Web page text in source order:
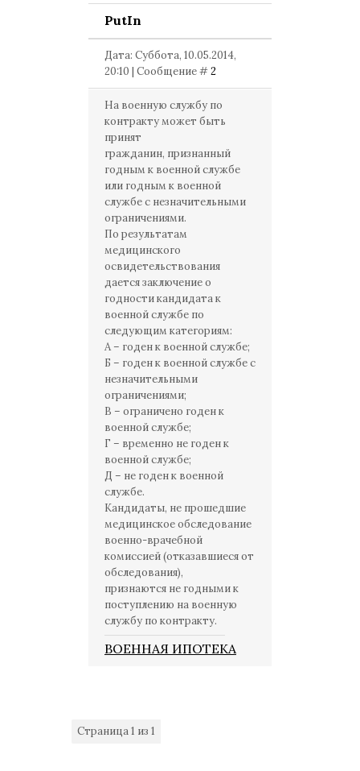
PutIn
Дата: Суббота, 10.05.2014,
20:10 | Сообщение #2
На военную службу по
контракту может быть
принят
гражданин, признанный
годным к военной службе
или годным к военной
службе с незначительными
ограничениями.
По результатам
медицинского
освидетельствования
дается заключение о
годности кандидата к
военной службе по
следующим категориям:
А – годен к военной службе;
Б – годен к военной службе с
незначительными
ограничениями;
В – ограничено годен к
военной службе;
Г – временно не годен к
военной службе;
Д – не годен к военной
службе.
Кандидаты, не прошедшие
медицинское обследование
военно-врачебной
комиссией (отказавшиеся от
обследования),
признаются не годными к
поступлению на военную
службу по контракту.
ВОЕННАЯ ИПОТЕКА
Страница1 из 1